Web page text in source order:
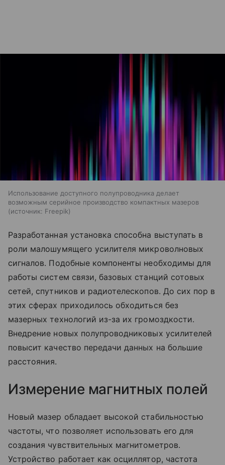
Использование доступного полупроводника делает
возможным серийное производство компактных мазеров
источник: Freepik
Разработанная установка способна выступать в
роли малошумящего усилителя микроволновых
сигналов. Подобные компоненты необходимы для
работы систем связи, базовых станций сотовых
сетей, спутников и радиотелескопов. До сих пор в
этих сферах приходилось обходиться без
мазерных технологий из-за их громоздкости.
Внедрение новых полупроводниковых усилителей
повысит качество передачи данных на большие
расстояния.
Измерение магнитных полей
Новый мазер обладает высокой стабильностью
частоты, что позволяет использовать его для
создания чувствительных магнитометров.
Устройство работает как осциллятор, частота